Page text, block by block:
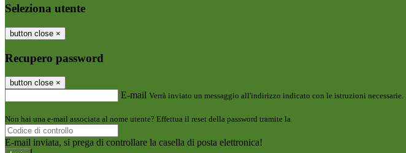
Seleziona utente
button close ×
Recupero password
button close ×
E-mail Verrà inviato un messaggio all'indirizzo indicato con le istruzioni necessarie.
Non hai una e-mail associata al nome utente? Effettua il reset della password tramite la
E-mail inviata, si prega di controllare la casella di posta elettronica!